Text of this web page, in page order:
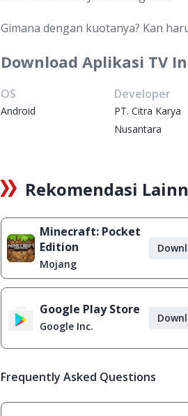
Gimana dengan kuotanya? Kan
Download Aplikasi TV
OS
Android
Developer
PT. Citra Karya
Nusantara
Rekomendasi
Minecraft: Pocket
Edition
Mojang
Google Play Store
Google Inc.
Frequently Asked Questions